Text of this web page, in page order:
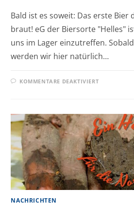
Bald ist es soweit: Das erste Bier
braut! eG der Biersorte "Helles"
uns im Lager einzutreffen.
werden wir hier natürlich…
KOMMENTARE DEAKTIVIERTFÜR
NACHRICHTEN